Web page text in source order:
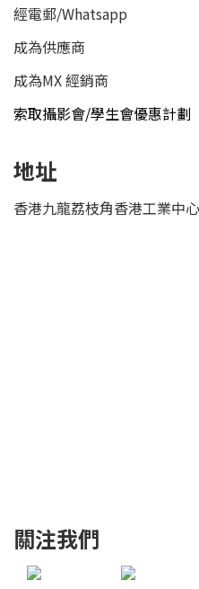
經電郵/Whatsapp
成為供應商
成為MX 經銷商
索取攝影會/學生會優惠計劃
地址
香港九龍荔枝角香港工業中
關注我們